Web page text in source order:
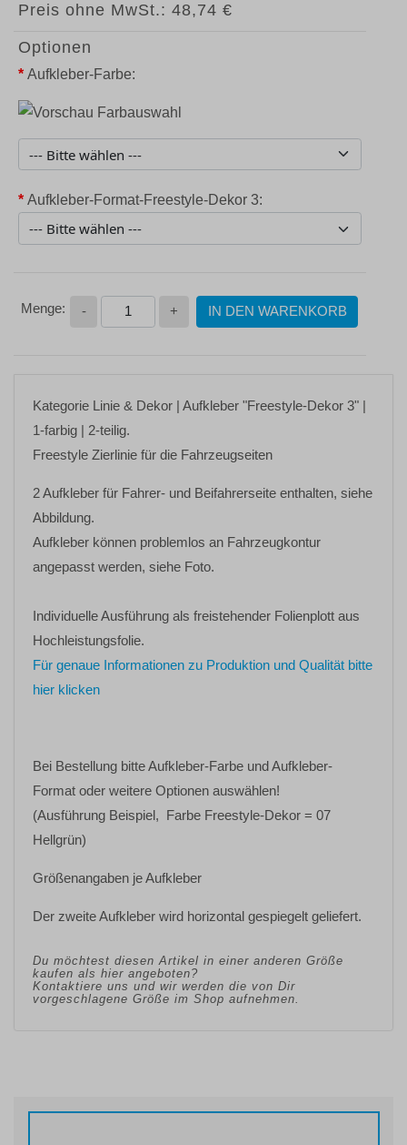
Preis ohne MwSt.: 48,74 €
Optionen
* Aufkleber-Farbe:
* Aufkleber-Format-Freestyle-Dekor 3:
- + IN DEN WARENKORB
Kategorie Linie & Dekor | Aufkleber "Freestyle-Dekor 3" |
1-farbig | 2-teilig.
Freestyle Zierlinie für die Fahrzeugseiten
2 Aufkleber für Fahrer- und Beifahrerseite enthalten, siehe
Abbildung.
Aufkleber können problemlos an Fahrzeugkontur
angepasst werden, siehe Foto.
Individuelle Ausführung als freistehender Folienplott aus
Hochleistungsfolie.
Für genaue Informationen zu Produktion und Qualität bitte
hier klicken
Bei Bestellung bitteAufkleber-Farbe undAufkleber-
Format oder weitere Optionen auswählen!
(Ausführung Beispiel, Farbe Freestyle-Dekor = 07
Hellgrün)
Größenangaben je Aufkleber
Der zweite Aufkleber wird horizontal gespiegelt geliefert.
Du möchtest diesen Artikel in einer anderen Größe
kaufen als hier angeboten?
Kontaktiere uns und wir werden die von Dir
vorgeschlagene Größe im Shop aufnehmen.